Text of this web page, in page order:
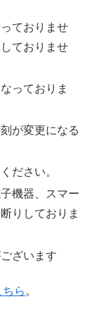
ておりませ
ておりませ
っておりま
が変更になる
ださい。
機器、スマー
りしておりま
ざいます
ちら 。